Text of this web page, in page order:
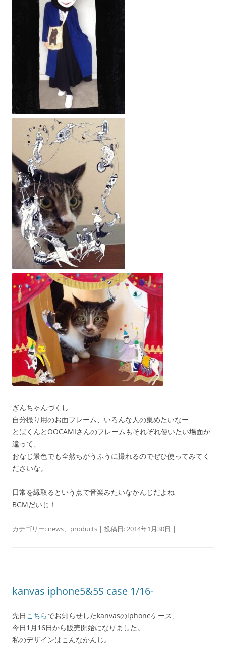
ぎんちゃんづくし
自分撮り用のお面フレーム、いろんな人の集めたいなー
とばくんとOOCAMIさんのフレームもそれぞれ使いたい場面が
違って、
おなじ景色でも全然ちがうふうに撮れるのでぜひ使ってみてく
ださいな。
日常を縁取るという点で音楽みたいなかんじだよね
BGMだいじ！
カテゴリー: news、 products | 投稿日:2014年1月30日 |
kanvas iphone5&5S case 1/16-
先日こちらでお知らせしたkanvasのiphoneケース、
今日1月16日から販売開始になりました。
私のデザインはこんなかんじ。